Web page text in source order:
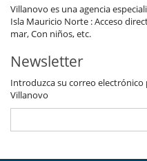
Villanovo es una agencia
Isla Mauricio Norte : Acceso
mar, Con niños, etc.
Newsletter
Introduzca su correo
Villanovo